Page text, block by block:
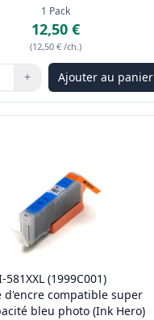
1 Pack
12,50 €
(12,50 € /ch.)
boutons pour ajuster
+ Ajouter au panier
581XXL (1999C001)
d'encre compatible super
bleu photo (Ink Hero)